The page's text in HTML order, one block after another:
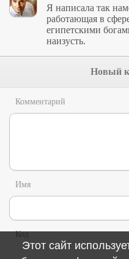
Я написала так
работающая в
египетскими
наизусть.
Новый
Комментарий
Имя
Код
Этот сайт